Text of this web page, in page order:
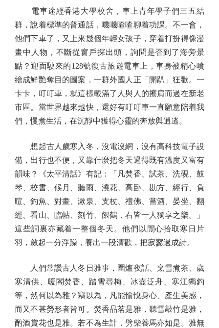
電車途經香港大學校舍，車上青年學子們三五結
群，說着標準的普通話，嘰嘰喳喳聊着功課。不一會，
他們下車了，又上來幾個年輕女孩子，穿着打扮得像漫
畫中人物，不斷從窗戶探出頭，詢問是否到了海旁景
點？迎面駛來的128號復古旅遊電車上，車身被精心噴
繪成鮮艷奪目的圖案，一群外國人正「開趴」狂歡。一
卡卡，叮叮車，就這樣載滿了人與人的擦肩而過在新老
市區。當世界越來越快，還好有叮叮車一直願意陪着我
們，慢煮生活，在沉靜中獲得心靈的奔放與逍遙。
想起古人歲寒入冬，沒電沒網，沒有高科技電子設
備，出行也不便，又靠什麼把冬天過得既有溫度又富有
韻味？《太平清話》有記：「凡焚香、試茶、洗硯、鼓
琴、校書、候月、聽雨、澆花、高卧、勘方、經行、負
暄、釣魚、對畫、漱泉、支杖、禮佛、嘗酒、晏坐、翻
經、看山、臨帖、刻竹、餵鶴，右皆一人獨享之樂。」
這些詞裏亦藏着一整個冬天。他們以閒心拾取寒日片
羽，斂起一分浮躁，養出一段清歡，把寂寥過成詩。
人們常讚古人冬日雅事，圍爐夜話、烹雪煮茶、歲
寒清供、暖閣焚香、踏雪尋梅、冰壺泛舟、寒江獨釣
等，然何以為雅？竊以為，凡能愉悅身心、產生美感，
而又不甚勞形者皆可。焚香品茗是雅，聽雪敲竹是雅，
酌酒賞花也是雅。若不為生計，劈柴養馬亦如是。雅無